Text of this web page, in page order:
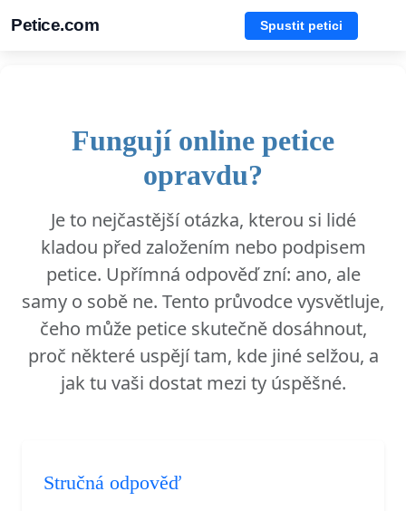
Petice.com Spustit petici
Fungují online petice
opravdu?
Je to nejčastější otázka, kterou si lidé
kladou před založením nebo podpisem
petice. Upřímná odpověď zní: ano, ale
samy o sobě ne. Tento průvodce vysvětluje,
čeho může petice skutečně dosáhnout,
proč některé uspějí tam, kde jiné selžou, a
jak tu vaši dostat mezi ty úspěšné.
Stručná odpověď